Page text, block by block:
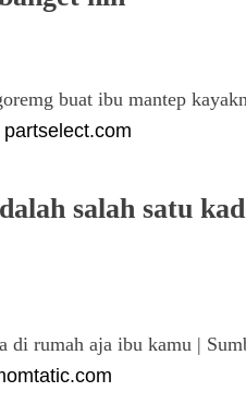
buat ibu mantep
partselect.com
salah satu
di rumah aja ibu kamu |